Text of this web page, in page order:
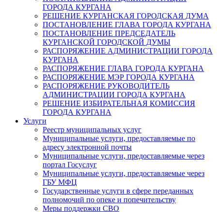
ГОРОДА КУРГАНА
РЕШЕНИЕ КУРГАНСКАЯ ГОРОДСКАЯ ДУМА
ПОСТАНОВЛЕНИЕ ГЛАВА ГОРОДА КУРГАНА
ПОСТАНОВЛЕНИЕ ПРЕДСЕДАТЕЛЬ
КУРГАНСКОЙ ГОРОДСКОЙ ДУМЫ
РАСПОРЯЖЕНИЕ АДМИНИСТРАЦИИ ГОРОДА
КУРГАНА
РАСПОРЯЖЕНИЕ ГЛАВА ГОРОДА КУРГАНА
РАСПОРЯЖЕНИЕ МЭР ГОРОДА КУРГАНА
РАСПОРЯЖЕНИЕ РУКОВОДИТЕЛЬ
АДМИНИСТРАЦИИ ГОРОДА КУРГАНА
РЕШЕНИЕ ИЗБИРАТЕЛЬНАЯ КОМИССИЯ
ГОРОДА КУРГАНА
Услуги
Реестр муниципальных услуг
Муниципальные услуги, предоставляемые по
адресу электронной почты
Муниципальные услуги, предоставляемые через
портал Госуслуг
Муниципальные услуги, предоставляемые через
ГБУ МФЦ
Государственные услуги в сфере переданных
полномочий по опеке и попечительству
Меры поддержки СВО